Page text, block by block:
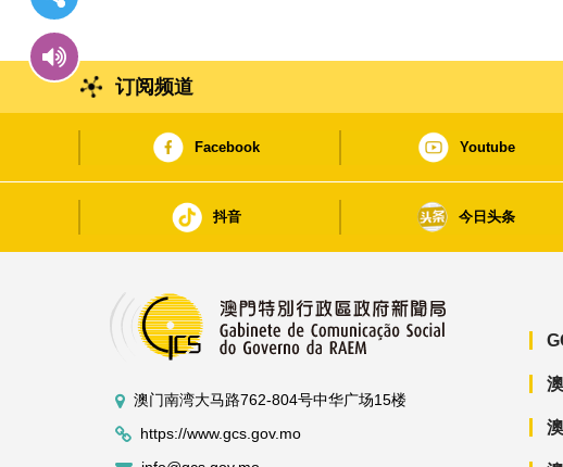
订阅频道
Facebook Youtube
抖音 今日头条
澳门南湾大马路762-804号中华广场15楼
https://www.gcs.gov.mo